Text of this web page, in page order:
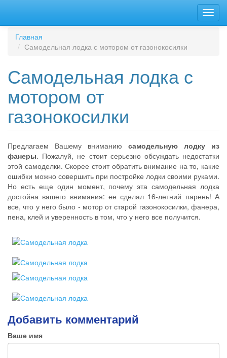
основному
содержанию
Главная
Самодельная лодка с мотором от газонокосилки
Самодельная лодка с
мотором от
газонокосилки
Предлагаем Вашему вниманию самодельную лодку из
фанеры. Пожалуй, не стоит серьезно обсуждать недостатки
этой самоделки. Скорее стоит обратить внимание на то, какие
ошибки можно совершить при постройке лодки своими руками.
Но есть еще один момент, почему эта самодельная лодка
достойна вашего внимания: ее сделал 16-летний парень! А
все, что у него было - мотор от старой газонокосилки, фанера,
пена, клей и уверенность в том, что у него все получится.
Добавить комментарий
Ваше имя